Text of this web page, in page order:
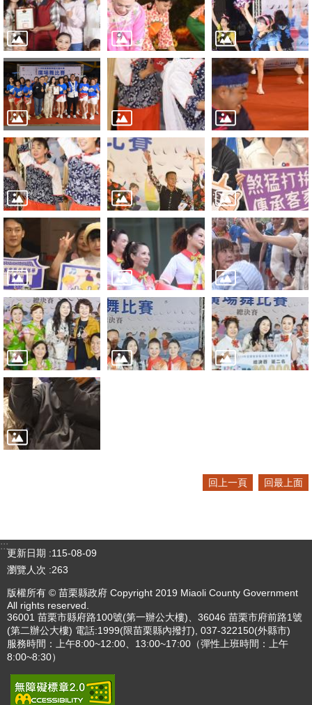
回上一頁 回最上面
:::
更新日期
115-08-09
瀏覽人次
263
版權所有 © 苗栗縣政府 Copyright 2019 Miaoli County Government
All rights reserved.
36001 苗栗市縣府路100號(第一辦公大樓)、36046 苗栗市府前路1號
(第二辦公大樓) 電話:1999(限苗栗縣內撥打), 037-322150(外縣市)
服務時間：上午8:00~12:00、13:00~17:00（彈性上班時間：上午
8:00~8:30）